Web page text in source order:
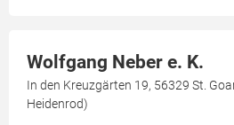
Wolfgang Neber e. K.
In den Kreuzgärten 19, 56329 St.
Heidenrod)